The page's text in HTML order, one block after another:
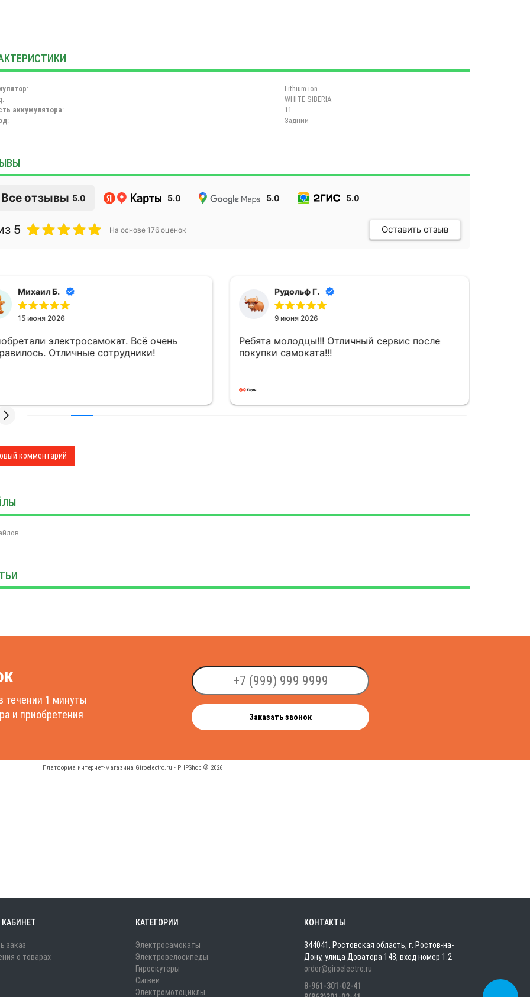
:
Lithium-ion
:
WHITE SIBERIA
аккумулятора:
11
: Задний
Все отзывы 5.0 5.0 5.0 5.0
5 На основе 176оценок Оставить отзыв
Михаил Б.
15 июня 2026
электросамокат. Всё очень
Отличные сотрудники!
Рудольф Г.
9 июня 2026
Ребята молодцы!!! Отличный сервис после
покупки самоката!!!
комментарий
течении 1 минуты
и приобретения
Заказать звонок
заказ
о товарах
КАТЕГОРИИ
Электросамокаты
Электровелосипеды
Гироскутеры
Сигвеи
Электромотоциклы
КОНТАКТЫ
344041, Ростовская область, г. Ростов-на-
Дону, улица Доватора 148, вход номер 1.2
order@giroelectro.ru
8-961-301-02-41
Платформа интернет-магазина Giroelectro.ru - PHPShop © 2026